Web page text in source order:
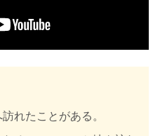
れたことがある。